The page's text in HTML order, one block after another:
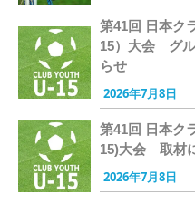
第41回 日本ク
15）大会 グル
らせ
2026年7月8日
第41回 日本ク
15)大会 取材
2026年7月8日